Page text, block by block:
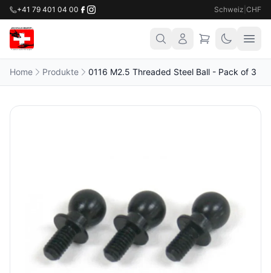
+41 79 401 04 00 Schweiz CHF
Home Produkte 0116 M2.5 Threaded Steel Ball - Pack of 3